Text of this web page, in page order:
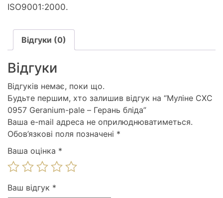
ISO9001:2000.
Відгуки (0)
Відгуки
Відгуків немає, поки що.
Будьте першим, хто залишив відгук на “Муліне СХС
0957 Geranium-pale – Герань бліда”
Ваша e-mail адреса не оприлюднюватиметься.
Обов’язкові поля позначені *
Ваша оцінка *
Ваш відгук *